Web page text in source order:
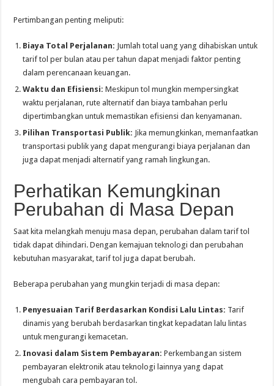
Pertimbangan penting meliputi:
Biaya Total Perjalanan: Jumlah total uang yang dihabiskan untuk
tarif tol per bulan atau per tahun dapat menjadi faktor penting
dalam perencanaan keuangan.
Waktu dan Efisiensi: Meskipun tol mungkin mempersingkat
waktu perjalanan, rute alternatif dan biaya tambahan perlu
dipertimbangkan untuk memastikan efisiensi dan kenyamanan.
Pilihan Transportasi Publik: Jika memungkinkan, memanfaatkan
transportasi publik yang dapat mengurangi biaya perjalanan dan
juga dapat menjadi alternatif yang ramah lingkungan.
Perhatikan Kemungkinan
Perubahan di Masa Depan
Saat kita melangkah menuju masa depan, perubahan dalam tarif tol
tidak dapat dihindari. Dengan kemajuan teknologi dan perubahan
kebutuhan masyarakat, tarif tol juga dapat berubah.
Beberapa perubahan yang mungkin terjadi di masa depan:
Penyesuaian Tarif Berdasarkan Kondisi Lalu Lintas: Tarif
dinamis yang berubah berdasarkan tingkat kepadatan lalu lintas
untuk mengurangi kemacetan.
Inovasi dalam Sistem Pembayaran: Perkembangan sistem
pembayaran elektronik atau teknologi lainnya yang dapat
mengubah cara pembayaran tol.